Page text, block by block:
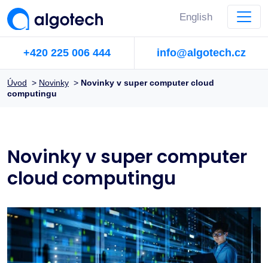
English
+420 225 006 444 info@algotech.cz
Úvod > Novinky > Novinky v super computer cloud
computingu
Novinky v super computer
cloud computingu